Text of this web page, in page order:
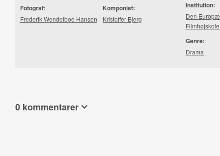
Fotograf:
Frederik Wendelboe Hansen
Komponist:
Kristoffer Bjerg
Institution:
Den
Filmhøjskole
Genre:
Drama
0 kommentarer